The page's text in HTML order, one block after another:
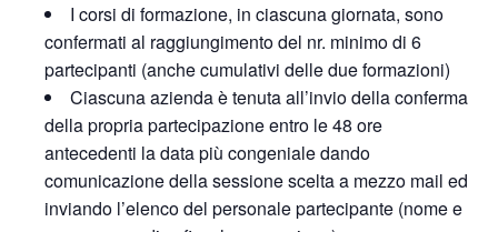
I corsi di formazione, in ciascuna giornata, sono
confermati al raggiungimento del nr. minimo di 6
partecipanti (anche cumulativi delle due formazioni)
Ciascuna azienda è tenuta all’invio della conferma
della propria partecipazione entro le 48 ore
antecedenti la data più congeniale dando
comunicazione della sessione scelta a mezzo mail ed
inviando l’elenco del personale partecipante (nome e